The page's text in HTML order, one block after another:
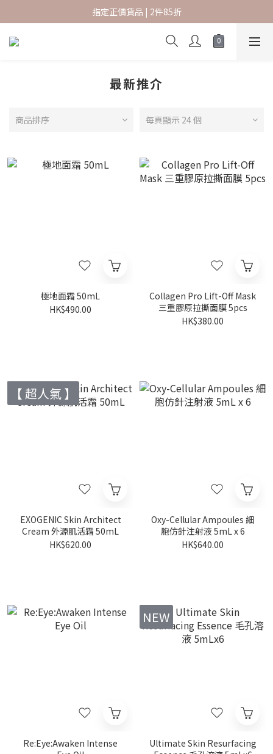
指定正價貨品 | 2件85折
指定正價貨品 | 2件85折
香港本地訂單滿 $600 免運費
指定正價貨品 | 2件85折
最新推介
商品排序 每頁顯示 24 個
極地面霜 50mL
HK$490.00
Collagen Pro Lift-Off Mask
三重膠原拉撕面膜 5pcs
HK$380.00
【 超人氣 】
EXOGENIC Skin Architect
Cream 外源肌活霜 50mL
HK$620.00
Oxy-Cellular Ampoules 細
胞仿針注射液 5mL x 6
HK$640.00
Re:Eye:Awaken Intense
NEW
Ultimate Skin Resurfacing